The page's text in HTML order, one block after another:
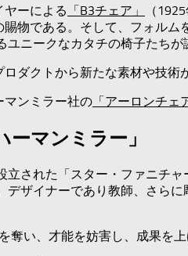
ーによる 「B3チェア」
（
物である。そして、フォル
ユニークなカタチの椅子たちが
ダクトから新たな素材や技
マンミラー社の 「アーロンチェ
マンミラー」
された「スター・ファニチ
ザイナーであり教師、さら
奪い、才能を妨害し、成果を